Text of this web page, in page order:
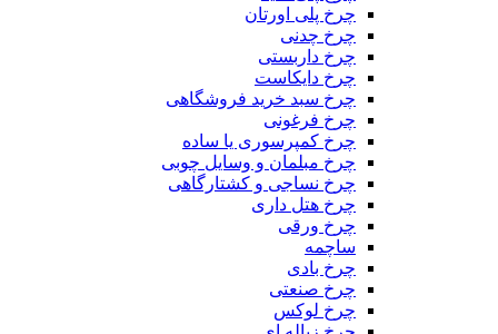
چرخ پلی اورتان
چرخ چدنی
چرخ داربستی
چرخ دایکاست
چرخ سبد خرید فروشگاهی
چرخ فرغونی
چرخ کمپرسوری یا ساده
چرخ مبلمان و وسایل چوبی
چرخ نساجی و کشتارگاهی
چرخ هتل داری
چرخ ورقی
ساچمه
چرخ بادی
چرخ صنعتی
چرخ لوکس